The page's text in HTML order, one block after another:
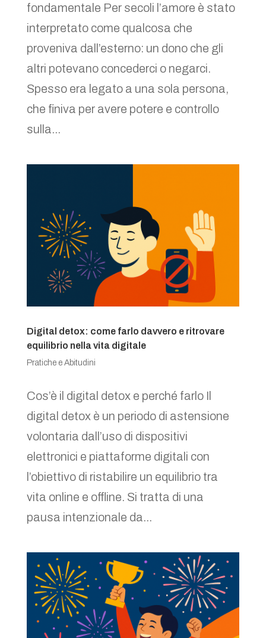
fondamentale Per secoli l’amore è stato
interpretato come qualcosa che
proveniva dall’esterno: un dono che gli
altri potevano concederci o negarci.
Spesso era legato a una sola persona,
che finiva per avere potere e controllo
sulla...
Digital detox: come farlo davvero e ritrovare
equilibrio nella vita digitale
Pratiche e Abitudini
Cos’è il digital detox e perché farlo Il
digital detox è un periodo di astensione
volontaria dall’uso di dispositivi
elettronici e piattaforme digitali con
l’obiettivo di ristabilire un equilibrio tra
vita online e offline. Si tratta di una
pausa intenzionale da...